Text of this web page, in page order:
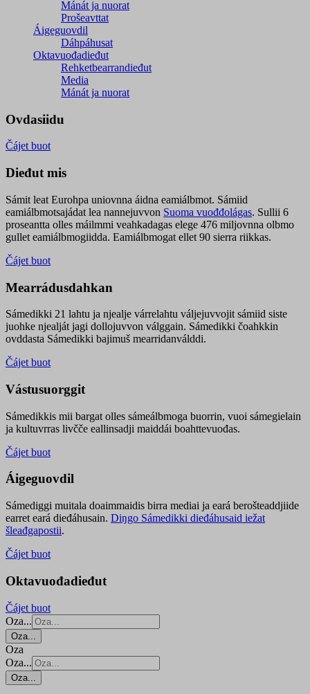
Mánát ja nuorat
Prošeavttat
Áigeguovdil
Dáhpáhusat
Oktavuođadieđut
Rehketbearrandieđut
Media
Mánát ja nuorat
Ovdasiidu
Čájet buot
Dieđut mis
Sámit leat Eurohpa uniovnna áidna eamiálbmot. Sámiid
eamiálbmotsajádat lea nannejuvvon Suoma vuođđolágas. Sullii 6
proseantta olles máilmmi veahkadagas elege 476 miljovnna olbmo
gullet eamiálbmogiidda. Eamiálbmogat ellet 90 sierra riikkas.
Čájet buot
Mearrádusdahkan
Sámedikki 21 lahtu ja njealje várrelahtu váljejuvvojit sámiid siste
juohke njealját jagi dollojuvvon válggain. Sámedikki čoahkkin
ovddasta Sámedikki bajimuš mearridanválddi.
Čájet buot
Vástusuorggit
Sámedikkis mii bargat olles sámeálbmoga buorrin, vuoi sámegielain
ja kultuvrras livčče eallinsadji maiddái boahttevuođas.
Čájet buot
Áigeguovdil
Sámediggi muitala doaimmaidis birra mediai ja eará berošteaddjiide
earret eará dieđáhusain. Diŋgo Sámedikki dieđáhusaid iežat
šleađgapostii.
Čájet buot
Oktavuođadieđut
Čájet buot
Oza...
Oza...
Oza
Oza...
Oza...